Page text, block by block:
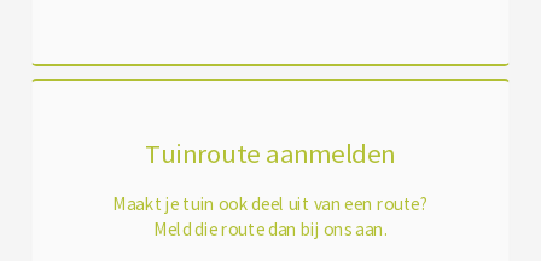
Tuinroute aanmelden
Maakt je tuin ook deel uit van een route?
Meld die route dan bij ons aan.